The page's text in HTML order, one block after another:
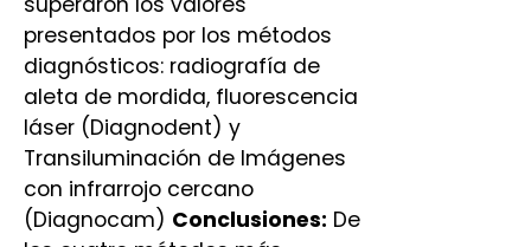
presentados por los métodos
diagnósticos: radiografía de
aleta de mordida, fluorescencia
láser (Diagnodent) y
Transiluminación de Imágenes
con infrarrojo cercano
(Diagnocam) Conclusiones: De